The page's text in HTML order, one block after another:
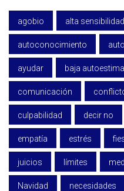
agobio alta sensibilidad
autoconocimiento
ayudar baja autoestima
comunicación
culpabilidad decir no
empatía estrés
juicios límites
Navidad necesidades